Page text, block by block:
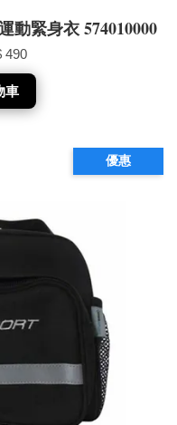
動緊身衣 574010000
490
車
優惠